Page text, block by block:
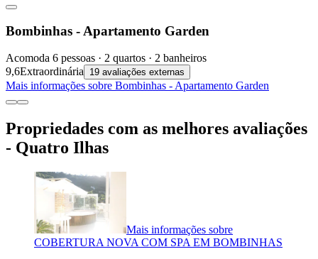
Bombinhas - Apartamento Garden
Acomoda 6 pessoas · 2 quartos · 2 banheiros
9,6Extraordinária 19 avaliações externas
Mais informações sobre Bombinhas - Apartamento Garden
Propriedades com as melhores avaliações
- Quatro Ilhas
Mais informações sobre
COBERTURA NOVA COM SPA EM BOMBINHAS